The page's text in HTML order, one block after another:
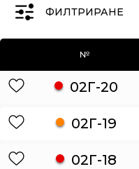
ФИЛТРИРАНЕ
№
02Г-20
02Г-19
02Г-18